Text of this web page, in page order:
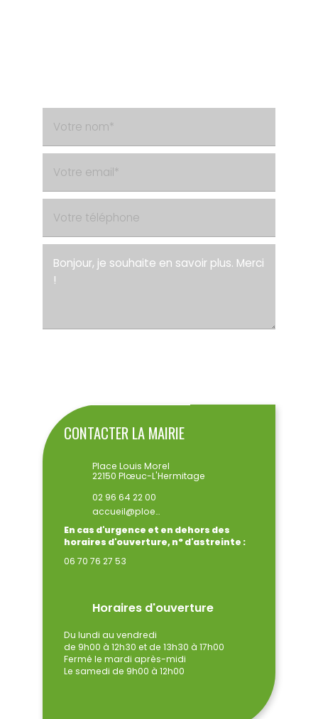
CONTACTER LA MAIRIE
Place Louis Morel
22150 Plœuc-L'Hermitage
02 96 64 22 00
accueil@ploeuclhermitage.bzh
En cas d'urgence et en dehors des
horaires d'ouverture, n° d'astreinte :
06 70 76 27 53
Horaires d'ouverture
Du lundi au vendredi
de 9h00 à 12h30 et de 13h30 à 17h00
Fermé le mardi après-midi
Le samedi de 9h00 à 12h00